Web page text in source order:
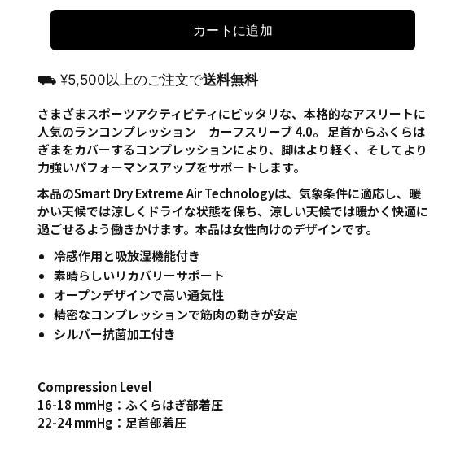
カートに追加
⛟ ¥5,500以上のご注文で送料無料
さまざまスポーツアクティビティにピッタリな、本格的なアスリートに
人気のランコンプレッション カーフスリーブ 4.0。 足首からふくらは
ぎまをカバーするコンプレッションにより、脚はより軽く、そしてより
力強いパフォーマンスアップをサポートします。
本品のSmart Dry Extreme Air Technologyは、気象条件に適応し、暖
かい天候では涼しくドライな状態を保ち、涼しい天候では暖かく快適に
過ごせるよう働きかけます。本品は女性向けのデザインです。
冷感作用と吸放湿機能付き
素晴らしいリカバリーサポート
オープンデザインで高い通気性
精密なコンプレッションで筋肉の動きが安定
シルバー抗菌加工付き
Compression Level
16-18 mmHg：ふくらはぎ部着圧
22-24 mmHg：足首部着圧